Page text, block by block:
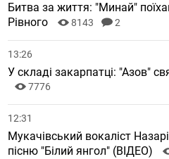
Битва за життя: "Минай"
Рівного
8143 2
13:26
У складі закарпатці: "Азов"
7776
12:31
Мукачівський вокаліст
пісню "Білий янгол" (ВІДЕО)